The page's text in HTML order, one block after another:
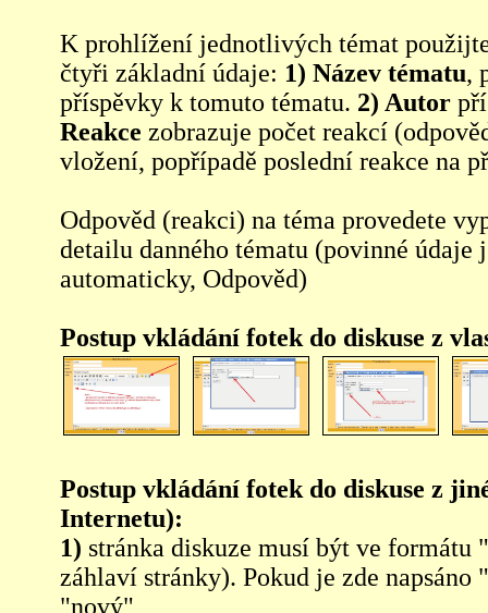
K prohlížení jednotlivých témat
čtyři základní údaje: 1) Název tématu,
příspěvky k tomuto tématu. 2) Autor
Reakce zobrazuje počet reakcí
vložení, popřípadě poslední reakce na
Odpověd (reakci) na téma provedete
detailu danného tématu (povinné údaje
automaticky, Odpověd)
Postup vkládání fotek do diskuse z
Postup vkládání fotek do diskuse z
Internetu):
1) stránka diskuze musí být ve
záhlaví stránky). Pokud je zde
"nový"